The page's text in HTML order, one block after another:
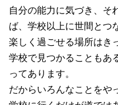
自分の能力に気づき、そ
ば、学校以上に世間とつ
楽しく過ごせる場所はき
学校で見つかることもあ
ってあります。
だからいろんなことをや